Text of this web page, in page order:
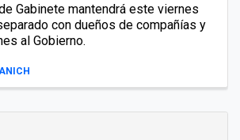
Gabinete mantendrá este viernes
con dueños de compañías y
al Gobierno.